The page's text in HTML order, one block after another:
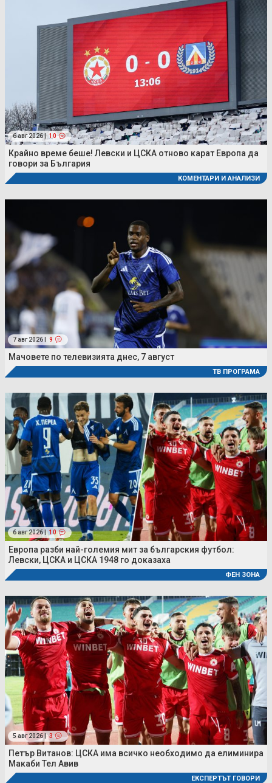
6 авг 2026 | 10
Крайно време беше! Левски и ЦСКА отново карат Европа да
говори за България
КОМЕНТАРИ И АНАЛИЗИ
7 авг 2026 | 9
Мачовете по телевизията днес, 7 август
ТВ ПРОГРАМА
6 авг 2026 | 10
Европа разби най-големия мит за българския футбол:
Левски, ЦСКА и ЦСКА 1948 го доказаха
ФЕН ЗОНА
5 авг 2026 | 3
Петър Витанов: ЦСКА има всичко необходимо да елиминира
Макаби Тел Авив
ЕКСПЕРТЪТ ГОВОРИ